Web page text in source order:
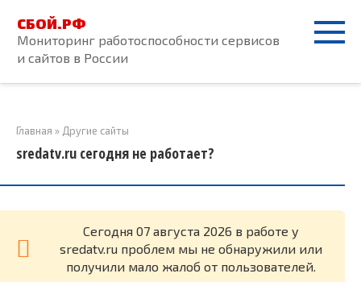
контенту
СБОЙ.РФ
Мониторинг работоспособности сервисов
и сайтов в России
Главная » Другие сайты
sredatv.ru сегодня не работает?
Cегодня 07 августа 2026 в работе у
sredatv.ru проблем мы не обнаружили или
получили мало жалоб от пользователей.